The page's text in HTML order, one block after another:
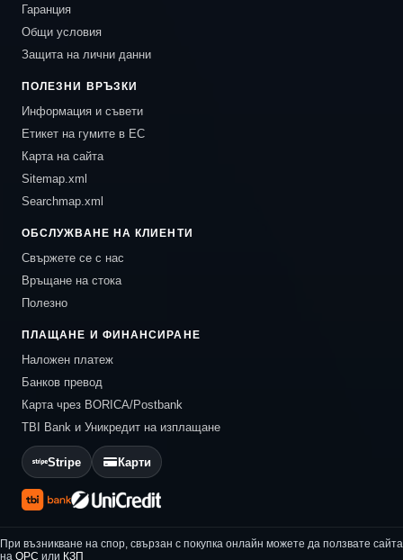
Гаранция
Общи условия
Защита на лични данни
ПОЛЕЗНИ ВРЪЗКИ
Информация и съвети
Етикет на гумите в ЕС
Карта на сайта
Sitemap.xml
Searchmap.xml
ОБСЛУЖВАНЕ НА КЛИЕНТИ
Свържете се с нас
Връщане на стока
Полезно
ПЛАЩАНЕ И ФИНАНСИРАНЕ
Наложен платеж
Банков превод
Карта чрез BORICA/Postbank
TBI Bank и Уникредит на изплащане
Stripe Карти
При възникване на спор, свързан с покупка онлайн можете да ползвате сайта
на ОРС или КЗП